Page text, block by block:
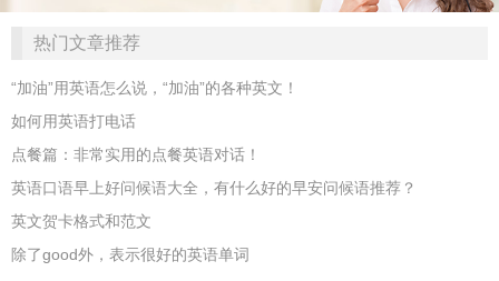
热门文章推荐
“加油”用英语怎么说，“加油”的各种英文！
如何用英语打电话
点餐篇：非常实用的点餐英语对话！
英语口语早上好问候语大全，有什么好的早安问候语推荐？
英文贺卡格式和范文
除了good外，表示很好的英语单词